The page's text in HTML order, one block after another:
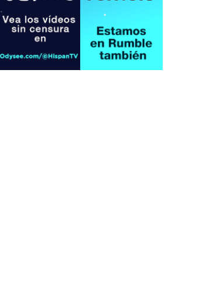
CGRI de Irán asesta duros golpes a EEUU
con ataque simultáneo en Asia Occidental |
Detrás de la Razón